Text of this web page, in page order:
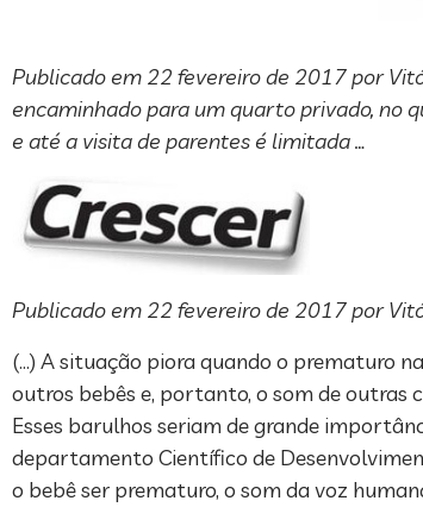
Publicado em 22 fevereiro de 2017 por
encaminhado para um quarto privado, no
e até a visita de parentes é limitada …
Publicado em 22 fevereiro de 2017 por
(…) A situação piora quando o prematuro
outros bebês e, portanto, o som de outras
Esses barulhos seriam de grande
departamento Científico de
o bebê ser prematuro, o som da voz